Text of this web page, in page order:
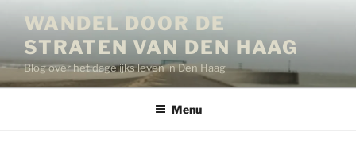
inhoud
WANDEL DOOR DE
STRATEN VAN DEN HAAG
Blog over het dagelijks leven in Den Haag
Menu